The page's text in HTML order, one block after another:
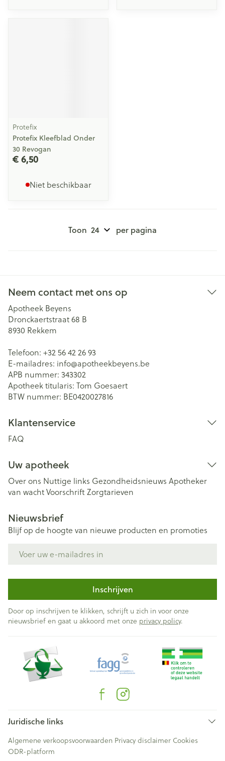
Protefix
Protefix Kleefblad Onder
30 Revogan
€ 6,50
Niet beschikbaar
Toon per pagina
Neem contact met ons op
Apotheek Beyens
Dronckaertstraat 68 B
8930 Rekkem
Telefoon: +32 56 42 26 93
E-mailadres: info@apotheekbeyens.be
APB nummer: 343302
Apotheek titularis: Tom Goesaert
BTW nummer: BE0420027816
Klantenservice
FAQ
Uw apotheek
Over ons Nuttige links Gezondheidsnieuws Apotheker
van wachtVoorschriftZorgtarieven
Nieuwsbrief
Blijf op de hoogte van nieuwe producten en promoties
Inschrijven
Door op inschrijven te klikken, schrijft u zich in voor onze
nieuwsbrief en gaat u akkoord met onze privacy policy.
Juridische links
Algemene verkoopsvoorwaarden Privacy disclaimer Cookies
ODR-platform